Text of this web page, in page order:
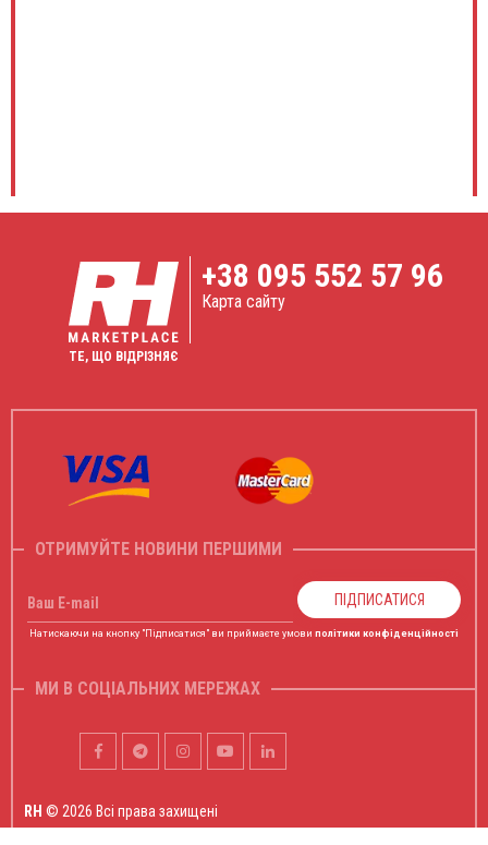
ТЕ, ЩО ВІДРІЗНЯЄ
+38 095 552 57 96
Карта сайту
ОТРИМУЙТЕ НОВИНИ ПЕРШИМИ
Ваш E-mail ПІДПИСАТИСЯ
Натискаючи на кнопку "Підписатися" ви приймаєте умови політики конфіденційності
МИ В СОЦІАЛЬНИХ МЕРЕЖАХ
RH © 2026 Всі права захищені